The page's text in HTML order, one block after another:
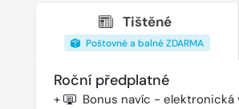
Tištěné
Poštovné a balné ZDARMA
Roční předplatné
+ Bonus navíc - elektronická